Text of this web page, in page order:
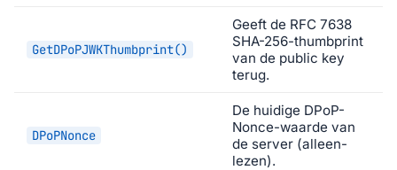
GetDPoPJWKThumbprint()
Geeft de RFC 7638
SHA-256-thumbprint
van de public key
terug.
DPoPNonce
De huidige DPoP-
Nonce-waarde van
de server (alleen-
lezen).